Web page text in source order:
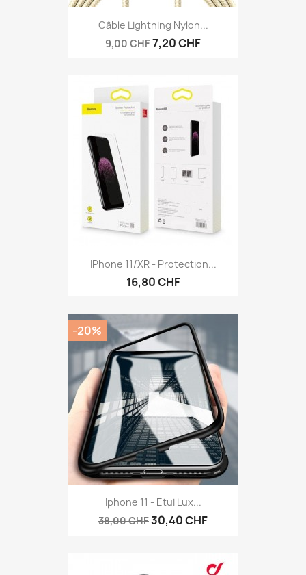
Câble Lightning Nylon...
9,00 CHF7,20 CHF
IPhone 11/XR - Protection...
16,80 CHF
Iphone 11 - Etui Lux...
38,00 CHF30,40 CHF
-20%